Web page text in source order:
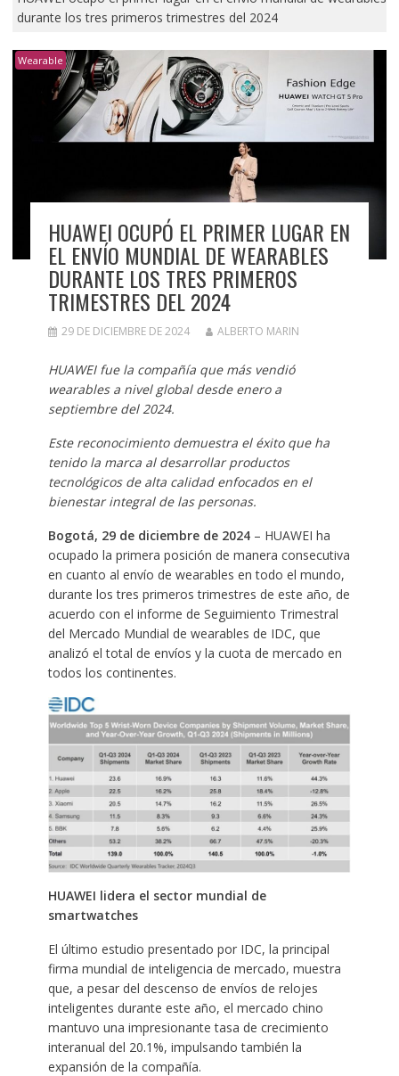
durante los tres primeros trimestres del 2024
Wearable
HUAWEI OCUPÓ EL PRIMER LUGAR EN
EL ENVÍO MUNDIAL DE WEARABLES
DURANTE LOS TRES PRIMEROS
TRIMESTRES DEL 2024
29 DE DICIEMBRE DE 2024 ALBERTO MARIN
HUAWEI fue la compañía que más vendió
wearables a nivel global desde enero a
septiembre del 2024.
Este reconocimiento demuestra el éxito que ha
tenido la marca al desarrollar productos
tecnológicos de alta calidad enfocados en el
bienestar integral de las personas.
Bogotá, 29 de diciembre de 2024– HUAWEI ha
ocupado la primera posición de manera consecutiva
en cuanto al envío de wearables en todo el mundo,
durante los tres primeros trimestres de este año, de
acuerdo con el informe de Seguimiento Trimestral
del Mercado Mundial de wearables de IDC, que
analizó el total de envíos y la cuota de mercado en
todos los continentes.
HUAWEI lidera el sector mundial de
smartwatches
El último estudio presentado por IDC, la principal
firma mundial de inteligencia de mercado, muestra
que, a pesar del descenso de envíos de relojes
inteligentes durante este año, el mercado chino
mantuvo una impresionante tasa de crecimiento
interanual del 20.1%, impulsando también la
expansión de la compañía.